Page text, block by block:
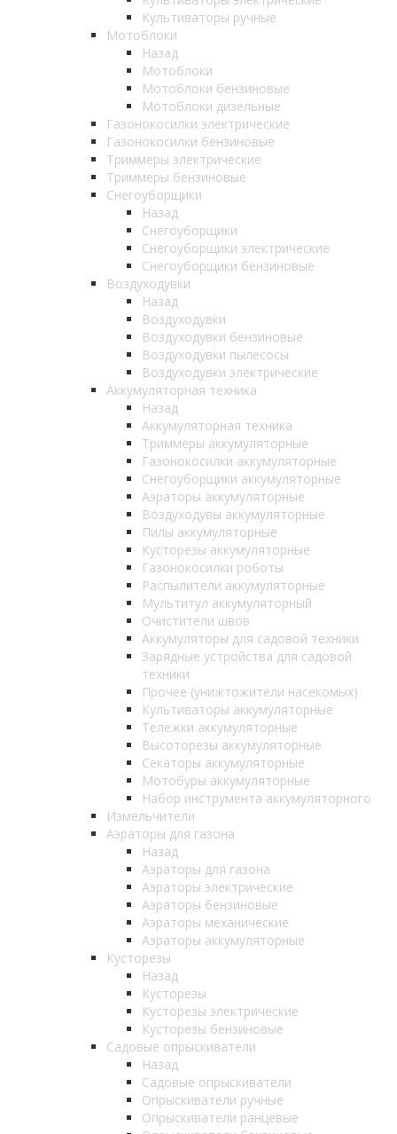
Культиваторы ручные
Мотоблоки
Назад
Мотоблоки
Мотоблоки бензиновые
Мотоблоки дизельные
Газонокосилки электрические
Газонокосилки бензиновые
Триммеры электрические
Триммеры бензиновые
Снегоуборщики
Назад
Снегоуборщики
Снегоуборщики электрические
Снегоуборщики бензиновые
Воздуходувки
Назад
Воздуходувки
Воздуходувки бензиновые
Воздуходувки пылесосы
Воздуходувки электрические
Аккумуляторная техника
Назад
Аккумуляторная техника
Триммеры аккумуляторные
Газонокосилки аккумуляторные
Снегоуборщики аккумуляторные
Аэраторы аккумуляторные
Воздуходувы аккумуляторные
Пилы аккумуляторные
Кусторезы аккумуляторные
Газонокосилки роботы
Распылители аккумуляторные
Мультитул аккумуляторный
Очистители швов
Аккумуляторы для садовой техники
Зарядные устройства для садовой
техники
Прочее (унижтожители насекомых)
Культиваторы аккумуляторные
Тележки аккумуляторные
Высоторезы аккумуляторные
Секаторы аккумуляторные
Мотобуры аккумуляторные
Набор инструмента аккумуляторного
Измельчители
Аэраторы для газона
Назад
Аэраторы для газона
Аэраторы электрические
Аэраторы бензиновые
Аэраторы механические
Аэраторы аккумуляторные
Кусторезы
Назад
Кусторезы
Кусторезы электрические
Кусторезы бензиновые
Садовые опрыскиватели
Назад
Садовые опрыскиватели
Опрыскиватели ручные
Опрыскиватели ранцевые